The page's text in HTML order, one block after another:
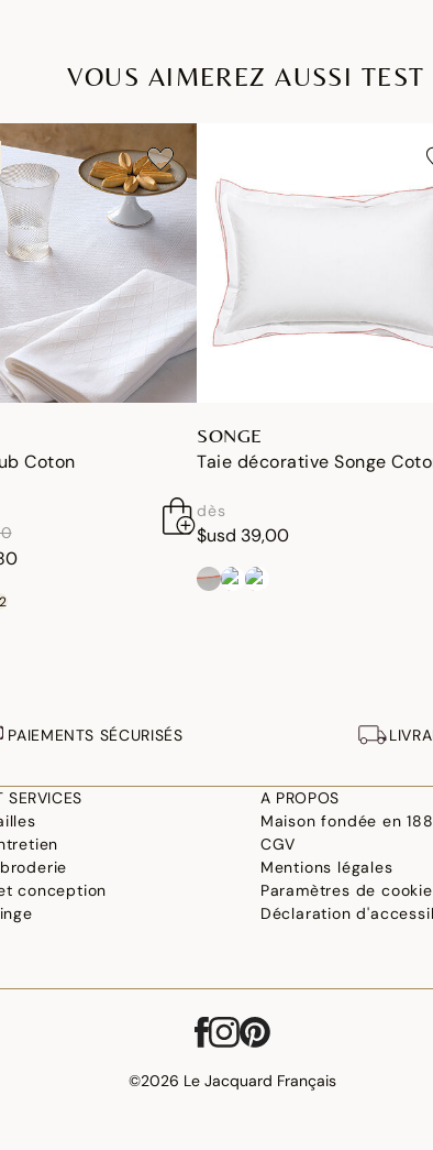
VOUS AIMEREZ AUSSI TEST
Coton
à
SONGE
Taie décorative Songe
dès
$usd 39,00
PAIEMENTS SÉCURISÉS
SERVICES
conception
A PROPOS
Maison fondée en
CGV
Mentions légales
Paramètres de
Déclaration
©2026 Le Jacquard Français